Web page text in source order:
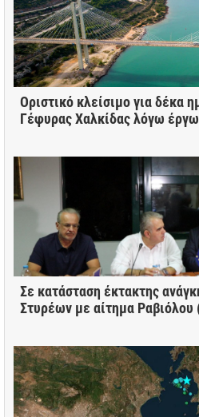
Οριστικό κλείσιμο για δέκα
Γέφυρας Χαλκίδας λόγω
Σε κατάσταση έκτακτης
Στυρέων με αίτημα Ραβιόλου